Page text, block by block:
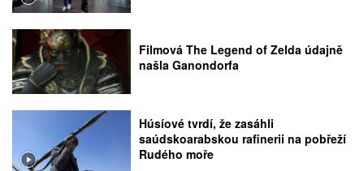
Filmová The Legend of Zelda údajně
našla Ganondorfa
Húsíové tvrdí, že zasáhli
saúdskoarabskou rafinerii na pobřeží
Rudého moře